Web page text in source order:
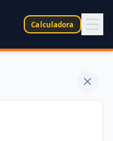
Calculadora